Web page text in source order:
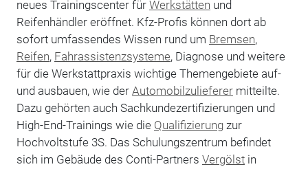
neues Trainingscenter für Werkstätten und
Reifenhändler eröffnet. Kfz-Profis können dort ab
sofort umfassendes Wissen rund um Bremsen,
Reifen, Fahrassistenzsysteme, Diagnose und weitere
für die Werkstattpraxis wichtige Themengebiete auf-
und ausbauen, wie der Automobilzulieferermitteilte.
Dazu gehörten auch Sachkundezertifizierungen und
High-End-Trainings wie die Qualifizierungzur
Hochvoltstufe 3S. Das Schulungszentrum befindet
sich im Gebäude des Conti-Partners Vergölstin